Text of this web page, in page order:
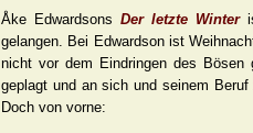
Åke Edwardsons Der letzte Winter
gelangen. Bei Edwardson ist
nicht vor dem Eindringen des Bösen
geplagt und an sich und seinem
Doch von vorne: